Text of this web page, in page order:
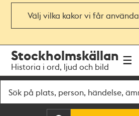
Välj vilka kakor vi får använda
navigationen
huvudinnehållet
Stockholmskällan
Historia i ord, ljud och bild